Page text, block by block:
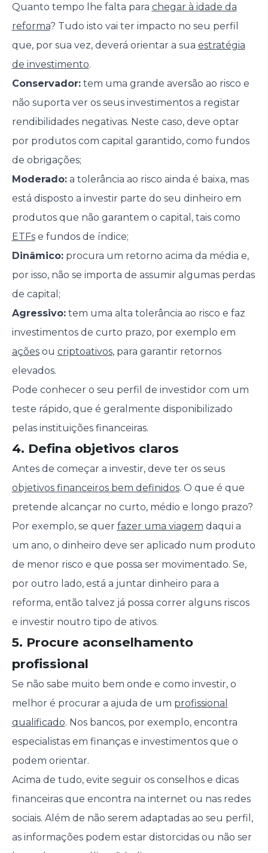
Quanto tempo lhe falta para chegar à idade da
reforma? Tudo isto vai ter impacto no seu perfil
que, por sua vez, deverá orientar a sua estratégia
de investimento.
Conservador:tem uma grande aversão ao risco e
não suporta ver os seus investimentos a registar
rendibilidades negativas. Neste caso, deve optar
por produtos com capital garantido, como fundos
de obrigações;
Moderado:a tolerância ao risco ainda é baixa, mas
está disposto a investir parte do seu dinheiro em
produtos que não garantem o capital, tais como
ETFse fundos de índice;
Dinâmico:procura um retorno acima da média e,
por isso, não se importa de assumir algumas perdas
de capital;
Agressivo:tem uma alta tolerância ao risco e faz
investimentos de curto prazo, por exemplo em
açõesou criptoativos, para garantir retornos
elevados.
Pode conhecer o seu perfil de investidor com um
teste rápido, que é geralmente disponibilizado
pelas instituições financeiras.
4. Defina objetivos claros
Antes de começar a investir, deve ter os seus
objetivos financeiros bem definidos. O que é que
pretende alcançar no curto, médio e longo prazo?
Por exemplo, se quer fazer uma viagem daqui a
um ano, o dinheiro deve ser aplicado num produto
de menor risco e que possa ser movimentado. Se,
por outro lado, está a juntar dinheiro para a
reforma, então talvez já possa correr alguns riscos
e investir noutro tipo de ativos.
5. Procure aconselhamento
profissional
Se não sabe muito bem onde e como investir, o
melhor é procurar a ajuda de um profissional
qualificado. Nos bancos, por exemplo, encontra
especialistas em finanças e investimentos que o
podem orientar.
Acima de tudo, evite seguir os conselhos e dicas
financeiras que encontra na internet ou nas redes
sociais. Além de não serem adaptadas ao seu perfil,
as informações podem estar distorcidas ou não ser